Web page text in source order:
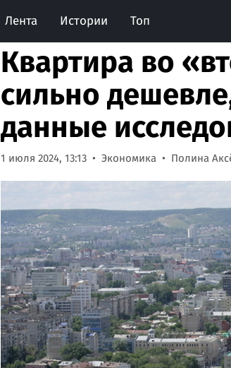
Лента Истории Топ
Квартира во
сильно
данные
1 июля 2024, 13:13 Экономика Полина